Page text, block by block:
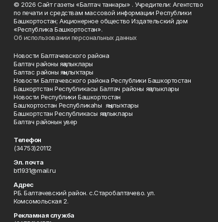
© 2026 Сайт газеты «Балтач таннары» . Учредители: Агентство
по печати и средствам массовой информации Республики
Башкортостан; Акционерное общество Издательский дом
«Республика Башкортостан».
Об использовании персональных данных
Новости Балтачевского района
Балтач районы яңалыклары
Балтас районы яңылыҡтары
Новости Балтачевского района Республики Башкортостан
Башкортстан Республикасы Балтач районы яңалыклары
Новости Республики Башкортостан
Башҡортостан Республикаһы яңылыҡтары
Башкортстан Республикасы яңалыклары
Балтач районын увер
Телефон
(34753)20112
Эл. почта
bt1931@mail.ru
Адрес
РБ. Балтачевский район. с.Старобалтачево. ул.
Комсомольская 2.
Рекламная служба